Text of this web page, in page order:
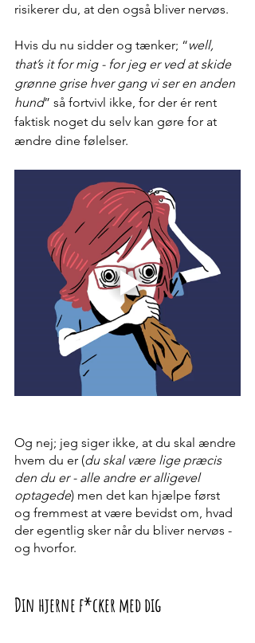
risikerer du, at den også bliver nervøs.
Hvis du nu sidder og tænker; “well,
that’s it for mig - for jeg er ved at skide
grønne grise hver gang vi ser en anden
hund” så fortvivl ikke, for der ér rent
faktisk noget du selv kan gøre for at
ændre dine følelser.
Og nej; jeg siger ikke, at du skal ændre
hvem du er (du skal være lige præcis
den du er - alle andre er alligevel
optagede) men det kan hjælpe først
og fremmest at være bevidst om, hvad
der egentlig sker når du bliver nervøs -
og hvorfor.
Din hjerne f*cker med dig